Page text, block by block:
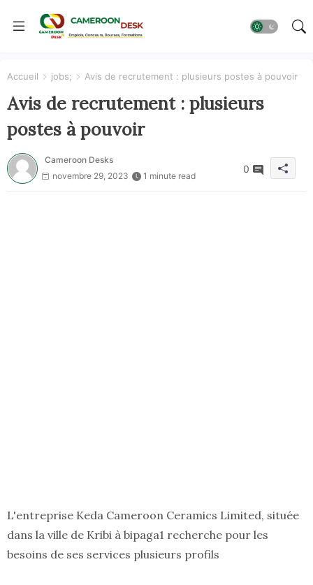
Accueil jobs; Avis de recrutement : plusieurs postes à pouvoir
Avis de recrutement : plusieurs
postes à pouvoir
Cameroon Desks
novembre 29, 2023
1 minute read
0
L'entreprise Keda Cameroon Ceramics Limited, située
dans la ville de Kribi à bipaga1 recherche pour les
besoins de ses services plusieurs profils